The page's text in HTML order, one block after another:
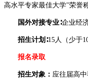
高水平专家最佳大学"荣誉
国外对接专业∶企业经
招生计划∶15人（少于
报名录取
招生对象： 应往届高